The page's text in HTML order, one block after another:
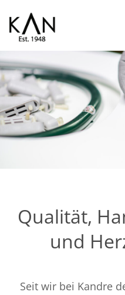
Inhalt
springen
KAN
Exklusive Toilettenstuhl
Qualität,
und
Seit wir bei Kandre